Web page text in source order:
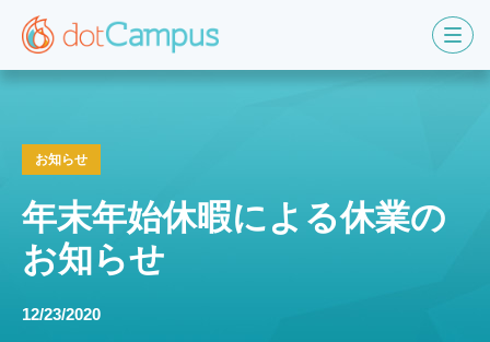
お知らせ
年末年始休暇による休業の
お知らせ
12/23/2020